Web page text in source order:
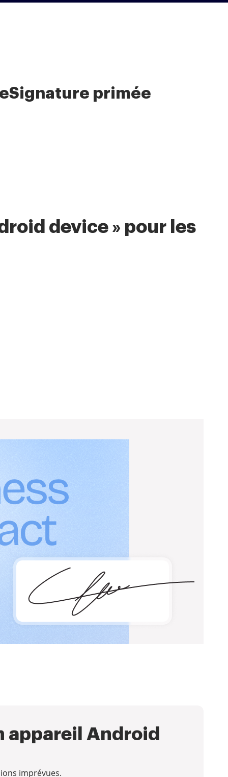
primée
device » pour les
appareil Android
imprévues.